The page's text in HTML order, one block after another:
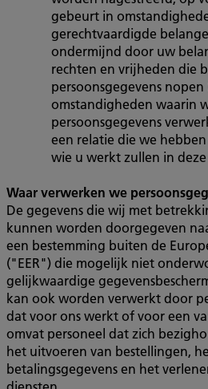
gebeurt in
gerechtvaardigde
ondermijnd door uw
rechten en vrijheden die
persoonsgegevens nopen
omstandigheden waarin
persoonsgegevens
een relatie die we
wie u werkt zullen in
Waar verwerken we
De gegevens die wij met
kunnen worden doorgegeven
een bestemming buiten de
("EER") die mogelijk niet
gelijkwaardige
kan ook worden verwerkt door
dat voor ons werkt of voor een
omvat personeel dat zich
het uitvoeren van bestellingen,
betalingsgegevens en het